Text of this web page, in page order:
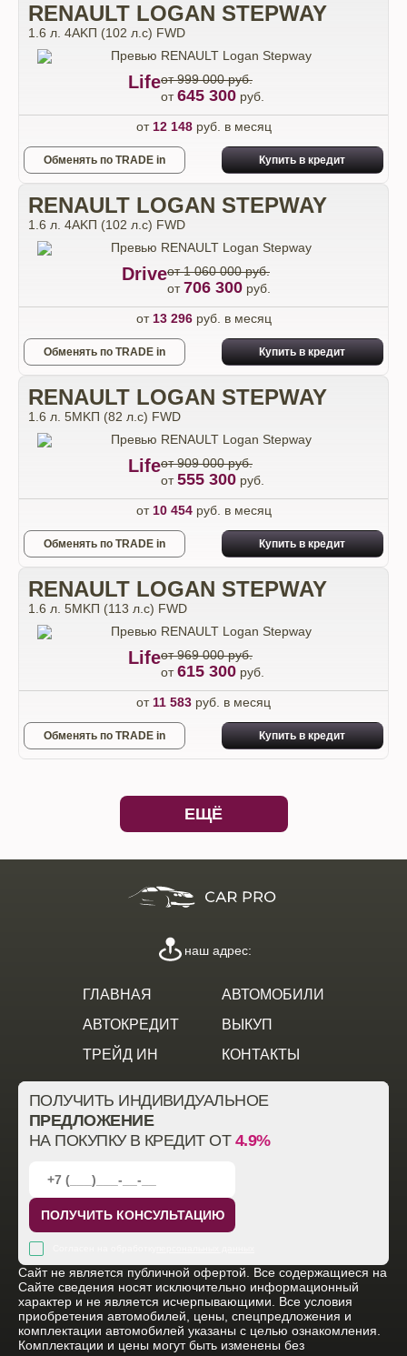
RENAULT LOGAN STEPWAY
1.6 л. 4АKП (102 л.с) FWD
Lifeот 999 000 руб.
от645 300 руб.
от 12 148руб. в месяц
Обменять по TRADE in Купить в кредит
RENAULT LOGAN STEPWAY
1.6 л. 4АKП (102 л.с) FWD
Driveот 1 060 000 руб.
от706 300 руб.
от 13 296руб. в месяц
Обменять по TRADE in Купить в кредит
RENAULT LOGAN STEPWAY
1.6 л. 5MKП (82 л.с) FWD
Lifeот 909 000 руб.
от555 300 руб.
от 10 454руб. в месяц
Обменять по TRADE in Купить в кредит
RENAULT LOGAN STEPWAY
1.6 л. 5MKП (113 л.с) FWD
Lifeот 969 000 руб.
от615 300 руб.
от 11 583 руб. в месяц
Обменять по TRADE in Купить в кредит
ЕЩЁ
ГЛАВНАЯ
АВТОМОБИЛИ
АВТОКРЕДИТ
ВЫКУП
ТРЕЙД ИН
КОНТАКТЫ
наш адрес:
ПОЛУЧИТЬ ИНДИВИДУАЛЬНОЕ
ПРЕДЛОЖЕНИЕ
НА ПОКУПКУ В КРЕДИТ ОТ 4.9%
ПОЛУЧИТЬ КОНСУЛЬТАЦИЮ
Cайт не является публичной офертой. Все содержащиеся на
Сайте сведения носят исключительно информационный
характер и не является исчерпывающими. Все условия
приобретения автомобилей, цены, спецпредложения и
комплектации автомобилей указаны с целью ознакомления.
Комплектации и цены могут быть изменены без